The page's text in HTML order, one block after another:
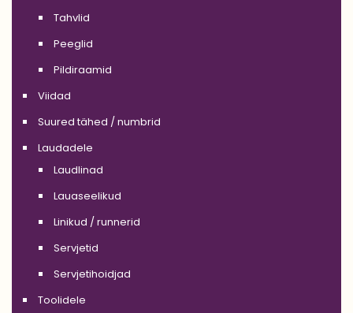
Tahvlid
Peeglid
Pildiraamid
Viidad
Suured tähed / numbrid
Laudadele
Laudlinad
Lauaseelikud
Linikud / runnerid
Servjetid
Servjetihoidjad
Toolidele